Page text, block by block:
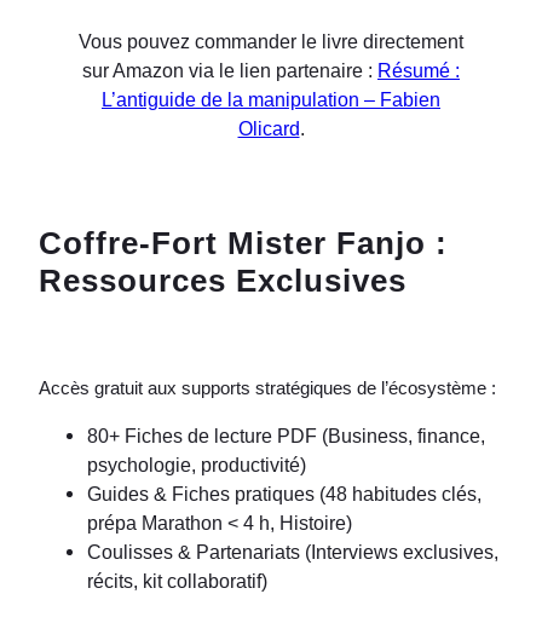
Vous pouvez commander le livre directement
sur Amazon via le lien partenaire : Résumé :
L’antiguide de la manipulation – Fabien
Olicard.
Coffre-Fort Mister Fanjo :
Ressources Exclusives
Accès gratuit aux supports stratégiques de l’écosystème :
80+ Fiches de lecture PDF (Business, finance,
psychologie, productivité)
Guides & Fiches pratiques (48 habitudes clés,
prépa Marathon < 4 h, Histoire)
Coulisses & Partenariats (Interviews exclusives,
récits, kit collaboratif)